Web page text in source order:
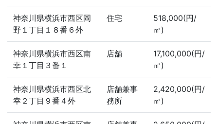
神奈川県横浜市西区岡
野１丁目１８番６外
住宅
518,000(円/
㎡)
神奈川県横浜市西区南
幸１丁目３番１
店舗
17,100,000(円/
㎡)
神奈川県横浜市西区北
幸２丁目９番４外
店舗兼事
務所
2,420,000(円/
㎡)